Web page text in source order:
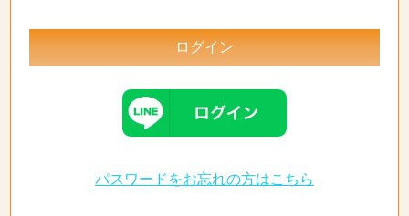
パスワードをお忘れの方はこちら